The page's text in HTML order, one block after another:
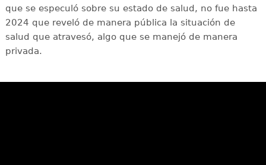
que se especuló sobre su estado de salud, no fue hasta
2024 que reveló de manera pública la situación de
salud que atravesó, algo que se manejó de manera
privada.